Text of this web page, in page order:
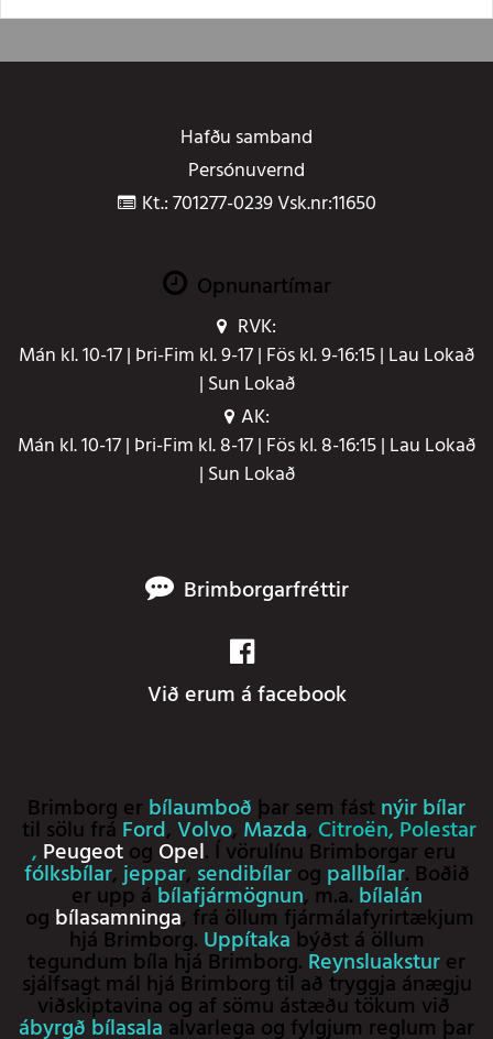
Hafðu samband
Persónuvernd
Kt.: 701277-0239 Vsk.nr:11650
Opnunartímar
RVK:
Mán kl. 10-17 | Þri-Fim kl. 9-17 | Fös kl. 9-16:15 | Lau Lokað
| Sun Lokað
AK:
Mán kl. 10-17 | Þri-Fim kl. 8-17 | Fös kl. 8-16:15 | Lau Lokað
| Sun Lokað
Brimborgarfréttir
Við erum á facebook
Brimborg er bílaumboð þar sem fást nýir bílar
til sölu frá Ford, Volvo, Mazda, Citroën,Polestar
, Peugeotog Opel. Í vörulínu Brimborgar eru
fólksbílar,jeppar, sendibílarog pallbílar. Boðið
er upp ábílafjármögnun, m.a. bílalán
og bílasamninga, frá öllum fjármálafyrirtækjum
hjá Brimborg. Uppítakabýðst á öllum
tegundum bíla hjá Brimborg. Reynsluaksturer
sjálfsagt mál hjá Brimborg til að tryggja ánægju
viðskiptavina og af sömu ástæðu tökum við
ábyrgð bílasala alvarlega og fylgjum reglum þar